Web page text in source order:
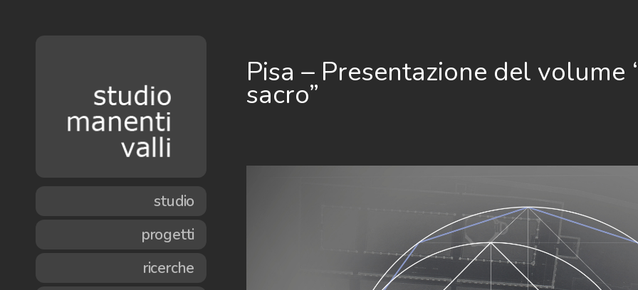
studio
progetti
ricerche
Pisa – Presentazione del volume
sacro”